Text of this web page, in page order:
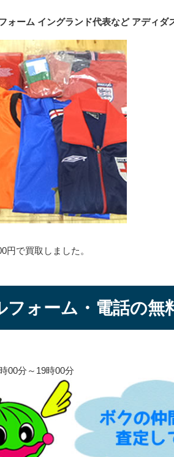
ォーム イングランド代表など アディダ
円で買取しました。
フォーム・電話の無
00分～19時00分